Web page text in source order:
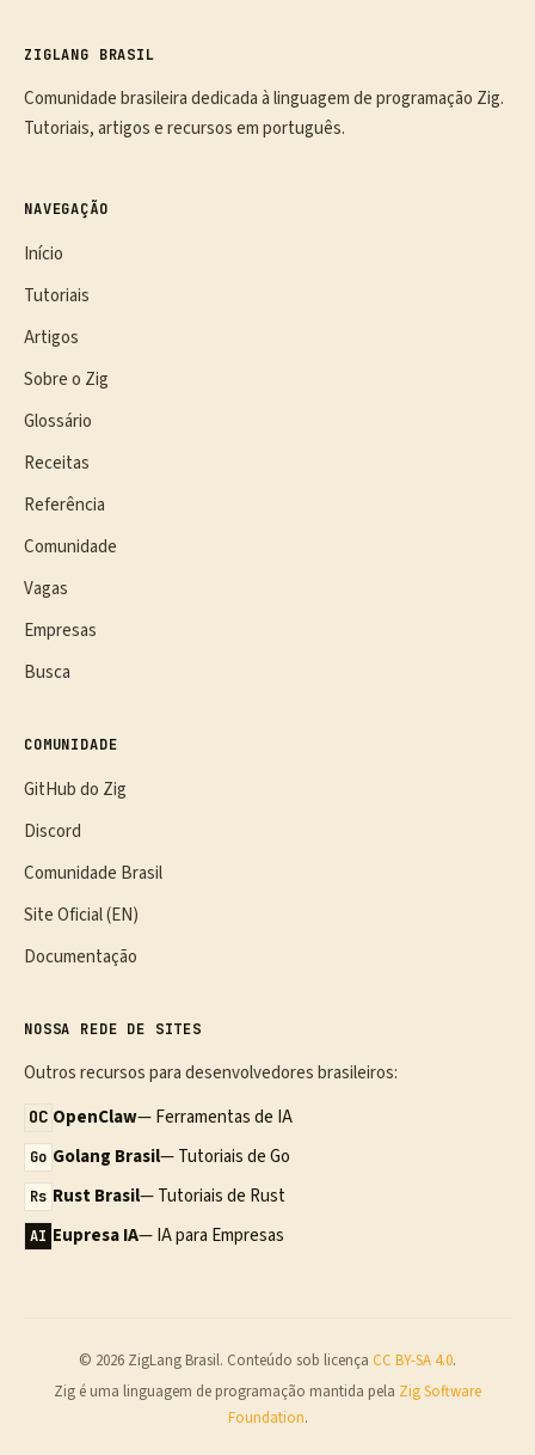
ZIGLANG BRASIL
Comunidade brasileira dedicada à linguagem de programação Zig.
Tutoriais, artigos e recursos em português.
NAVEGAÇÃO
Início
Tutoriais
Artigos
Sobre o Zig
Glossário
Receitas
Referência
Comunidade
Vagas
Empresas
Busca
COMUNIDADE
GitHub do Zig
Discord
Comunidade Brasil
Site Oficial (EN)
Documentação
NOSSA REDE DE SITES
Outros recursos para desenvolvedores brasileiros:
OC OpenClaw— Ferramentas de IA
Go Golang Brasil— Tutoriais de Go
Rs Rust Brasil— Tutoriais de Rust
AI Eupresa IA— IA para Empresas
© 2026 ZigLang Brasil. Conteúdo sob licença CC BY-SA 4.0.
Zig é uma linguagem de programação mantida pela Zig Software
Foundation.